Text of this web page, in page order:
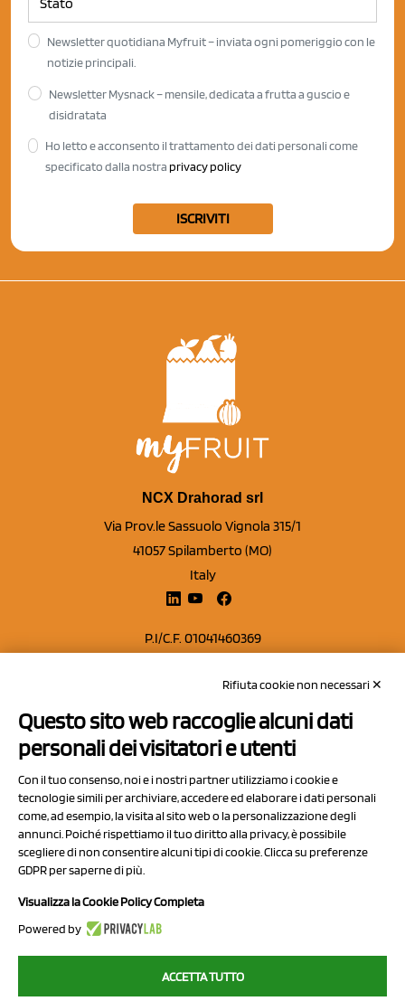
Newsletter quotidiana Myfruit – inviata ogni pomeriggio con le
notizie principali.
Newsletter Mysnack – mensile, dedicata a frutta a guscio e
disidratata
Ho letto e acconsento il trattamento dei dati personali come
specificato dalla nostra privacy policy
ISCRIVITI
NCX Drahorad srl
Via Prov.le Sassuolo Vignola 315/1
41057 Spilamberto (MO)
Italy
P.I/C.F. 01041460369
Capitale sociale Euro 50.000,00 i.v.
Contatti
Privacy Policy
Cookie Policy
Chi Siamo
2023 NCX Drahorad srl - All rights reserved
myfruit.it è parte del network diNCX DRAHORAD
Rifiuta cookie non necessari ✕
Questo sito web raccoglie alcuni dati
personali dei visitatori e utenti
Con il tuo consenso, noi e i nostri partner utilizziamo i cookie e
tecnologie simili per archiviare, accedere ed elaborare i dati personali
come, ad esempio, la visita al sito web o la personalizzazione degli
annunci. Poiché rispettiamo il tuo diritto alla privacy, è possibile
scegliere di non consentire alcuni tipi di cookie. Clicca su preferenze
GDPR per saperne di più.
Visualizza la Cookie Policy Completa
Powered by
ACCETTA TUTTO